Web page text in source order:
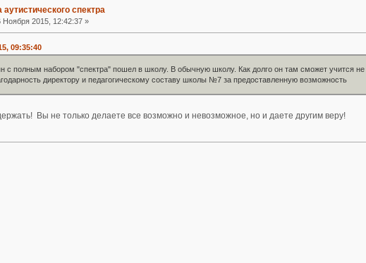
спектра
Ноября 2015, 12:42:37 »
09:35:40
с полным набором "спектра" пошел в школу. В обычную школу. Как долго он там сможет учится не
директору и педагогическому составу школы №7 за предоставленную возможность
Вы не только делаете все возможно и невозможное, но и даете другим веру!